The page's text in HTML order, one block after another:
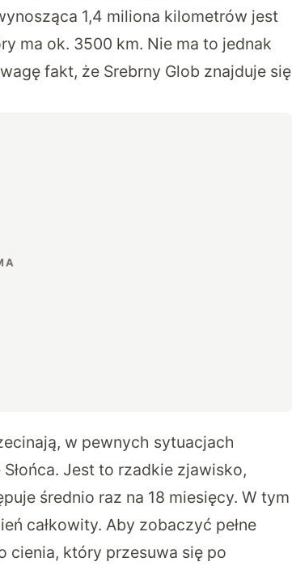
1,4 miliona kilometrów jest
ma ok. 3500 km. Nie ma to jednak
fakt, że Srebrny Glob znajduje się
w pewnych sytuacjach
Jest to rzadkie zjawisko,
średnio raz na 18 miesięcy. W tym
całkowity. Aby zobaczyć pełne
cienia, który przesuwa się po